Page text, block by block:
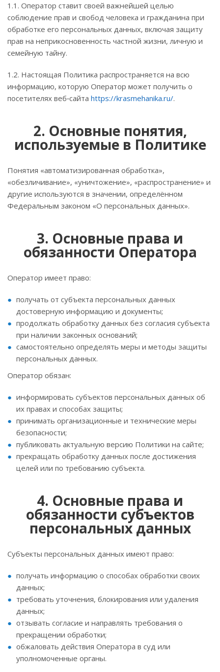
1.1. Оператор ставит своей важнейшей целью
соблюдение прав и свобод человека и гражданина при
обработке его персональных данных, включая защиту
прав на неприкосновенность частной жизни, личную и
семейную тайну.
1.2. Настоящая Политика распространяется на всю
информацию, которую Оператор может получить о
посетителях веб‑сайта https://krasmehanika.ru/.
2. Основные понятия,
используемые в Политике
Понятия «автоматизированная обработка»,
«обезличивание», «уничтожение», «распространение» и
другие используются в значении, определённом
Федеральным законом «О персональных данных».
3. Основные права и
обязанности Оператора
Оператор имеет право:
получать от субъекта персональных данных
достоверную информацию и документы;
продолжать обработку данных без согласия субъекта
при наличии законных оснований;
самостоятельно определять меры и методы защиты
персональных данных.
Оператор обязан:
информировать субъектов персональных данных об
их правах и способах защиты;
принимать организационные и технические меры
безопасности;
публиковать актуальную версию Политики на сайте;
прекращать обработку данных после достижения
целей или по требованию субъекта.
4. Основные права и
обязанности субъектов
персональных данных
Субъекты персональных данных имеют право:
получать информацию о способах обработки своих
данных;
требовать уточнения, блокирования или удаления
данных;
отзывать согласие и направлять требования о
прекращении обработки;
обжаловать действия Оператора в суд или
уполномоченные органы.